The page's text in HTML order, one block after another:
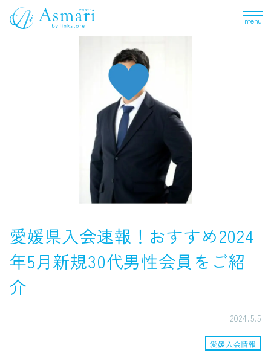
menu
愛媛県入会速報！おすすめ2024
年5月新規30代男性会員をご紹
介
2024.5.5
愛媛入会情報